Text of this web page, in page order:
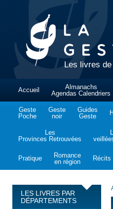
Les livres
Accueil
Almanachs
Agendas Calendriers
Geste
Poche
Geste
noir
Guides
Geste
Les
Provinces Retrouvées
Pratique
Romance
en région
Récits
LES LIVRES PAR
DÉPARTEMENTS